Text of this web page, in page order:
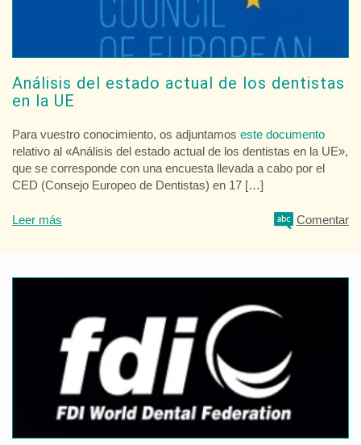
Análisis del estado actual de los dentistas
en la UE
Para vuestro conocimiento, os adjuntamos este documento
relativo al «Análisis del estado actual de los dentistas en la UE»,
que se corresponde con una encuesta llevada a cabo por el
CED (Consejo Europeo de Dentistas) en 17 […]
Leer más Comentar